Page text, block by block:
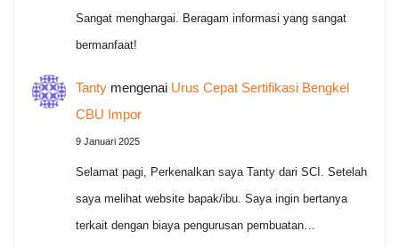
Sangat menghargai. Beragam informasi yang sangat
bermanfaat!
Tantymengenai Urus Cepat Sertifikasi Bengkel
CBU Impor
9 Januari 2025
Selamat pagi, Perkenalkan saya Tanty dari SCI. Setelah
saya melihat website bapak/ibu. Saya ingin bertanya
terkait dengan biaya pengurusan pembuatan…